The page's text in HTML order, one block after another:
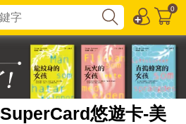
0
悠遊卡-美